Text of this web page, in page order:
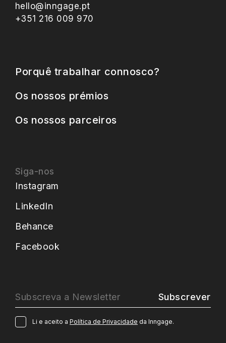
hello@inngage.pt
+351 216 009 970
Porquê trabalhar connosco?
Os nossos prémios
Os nossos parceiros
Siga-nos
Instagram
LinkedIn
Behance
Facebook
Subscrever
Li e aceito a Política de Privacidade da Inngage.